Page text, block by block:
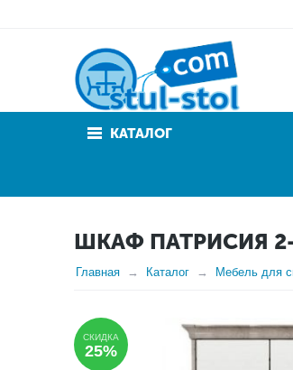
КАТАЛОГ
ШКАФ ПАТРИСИЯ
Главная Каталог Мебель для
СКИДКА
25%